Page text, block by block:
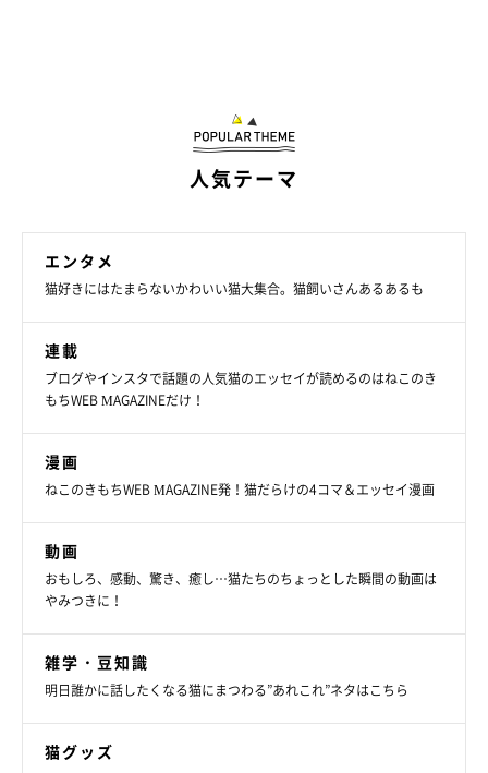
※この記事は投稿者さまにご了承をいただいたうえで制作してい
ます。
文／雨宮カイ
人気テーマ
エンタメ
猫好きにはたまらないかわいい猫大集合。猫飼いさんあるあるも
連載
ブログやインスタで話題の人気猫のエッセイが読めるのはねこのき
もちWEB MAGAZINEだけ！
漫画
ねこのきもちWEB MAGAZINE発！猫だらけの4コマ＆エッセイ漫画
動画
おもしろ、感動、驚き、癒し…猫たちのちょっとした瞬間の動画は
やみつきに！
雑学・豆知識
明日誰かに話したくなる猫にまつわる”あれこれ”ネタはこちら
猫グッズ